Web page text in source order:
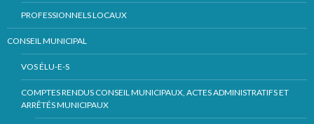
PROFESSIONNELS LOCAUX
CONSEIL MUNICIPAL
VOS ÉLU-E-S
COMPTES RENDUS CONSEIL MUNICIPAUX, ACTES ADMINISTRATIFS ET
ARRÊTÉS MUNICIPAUX